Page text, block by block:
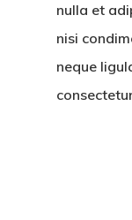
nulla et
nisi
neque